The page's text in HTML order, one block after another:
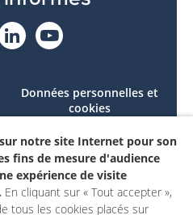
Données personnelles et
cookies
conforme
Mentions légales
notre site Internet pour son
fins de mesure d'audience
expérience de visite
En cliquant sur « Tout accepter »,
tous les cookies placés sur